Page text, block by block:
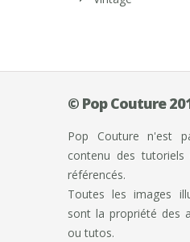
© Pop Couture
Pop Couture n'est
contenu des
référencés.
Toutes les images
sont la propriété des
ou tutos.